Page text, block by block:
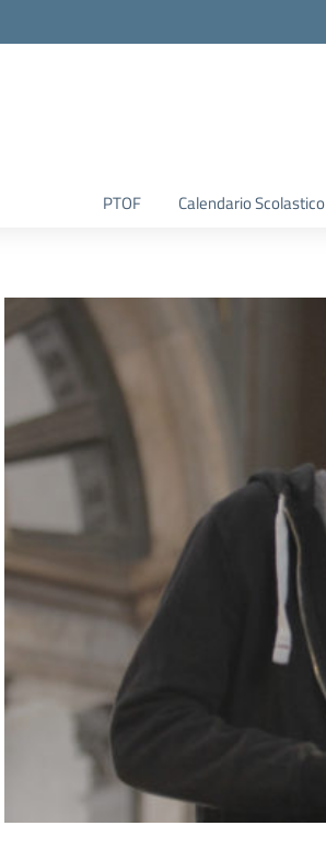
PTOF Calendario Scolastico